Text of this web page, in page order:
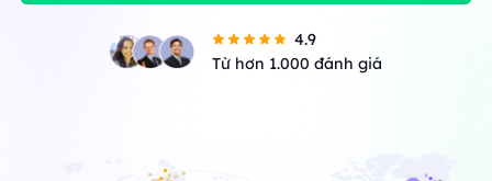
4.9
Từ hơn 1.000 đánh giá